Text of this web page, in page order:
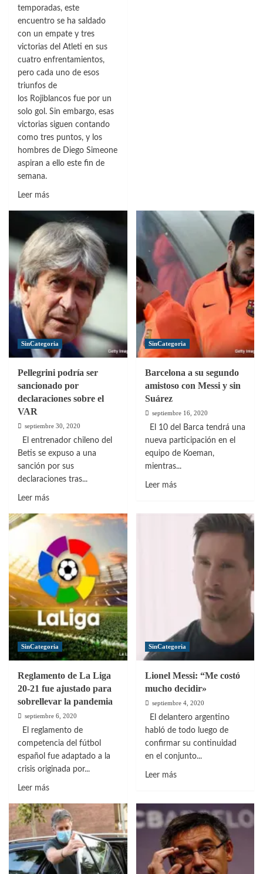
temporadas, este
encuentro se ha saldado
con un empate y tres
victorias del Atleti en sus
cuatro enfrentamientos,
pero cada uno de esos
triunfos de
los Rojiblancos fue por un
solo gol. Sin embargo, esas
victorias siguen contando
como tres puntos, y los
hombres de Diego Simeone
aspiran a ello este fin de
semana.
Leer másLeer
sobre
La
previa
de
la
séptima
jornada
de
LaLiga
SinCategoria
Pellegrini podría ser
sancionado por
declaraciones sobre el
VAR
septiembre 30, 2020
El entrenador chileno del
Betis se expuso a una
sanción por sus
declaraciones tras...
Leer másLeer
Pellegrini
podría
ser
sancionado
por
declaraciones
sobre
el
VAR
SinCategoria
Barcelona a su segundo
amistoso con Messi y sin
Suárez
septiembre 16, 2020
El 10 del Barca tendrá una
nueva participación en el
equipo de Koeman,
mientras...
Leer másLeer
Barcelona
segundo
amistoso
sin
SinCategoria
Reglamento de La Liga
20-21 fue ajustado para
sobrellevar la pandemia
septiembre 6, 2020
El reglamento de
competencia del fútbol
español fue adaptado a la
crisis originada por...
Leer másLeer
sobre
Reglamento
de
La
Liga
SinCategoria
Lionel Messi: “Me costó
mucho decidir»
septiembre 4, 2020
El delantero argentino
habló de todo luego de
confirmar su continuidad
en el conjunto...
Leer másLeer
Lionel
Messi:
“Me
costó
mucho